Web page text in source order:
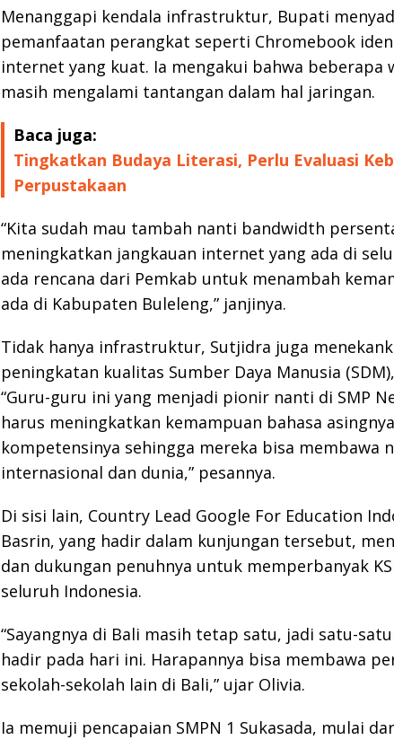
Menanggapi kendala infrastruktur, Bupati
pemanfaatan perangkat seperti Chromebook
internet yang kuat. Ia mengakui bahwa beberapa
masih mengalami tantangan dalam hal jaringan.
Baca juga:
Tingkatkan Budaya Literasi, Perlu Evaluasi
Perpustakaan
“Kita sudah mau tambah nanti bandwidth
meningkatkan jangkauan internet yang ada di
ada rencana dari Pemkab untuk menambah
ada di Kabupaten Buleleng,” janjinya.
Tidak hanya infrastruktur, Sutjidra juga
peningkatan kualitas Sumber Daya Manusia
“Guru-guru ini yang menjadi pionir nanti di SMP
harus meningkatkan kemampuan bahasa
kompetensinya sehingga mereka bisa membawa
internasional dan dunia,” pesannya.
Di sisi lain, Country Lead Google For Education
Basrin, yang hadir dalam kunjungan tersebut,
dan dukungan penuhnya untuk memperbanyak
seluruh Indonesia.
“Sayangnya di Bali masih tetap satu, jadi satu-
hadir pada hari ini. Harapannya bisa membawa
sekolah-sekolah lain di Bali,” ujar Olivia.
Ia memuji pencapaian SMPN 1 Sukasada, mulai